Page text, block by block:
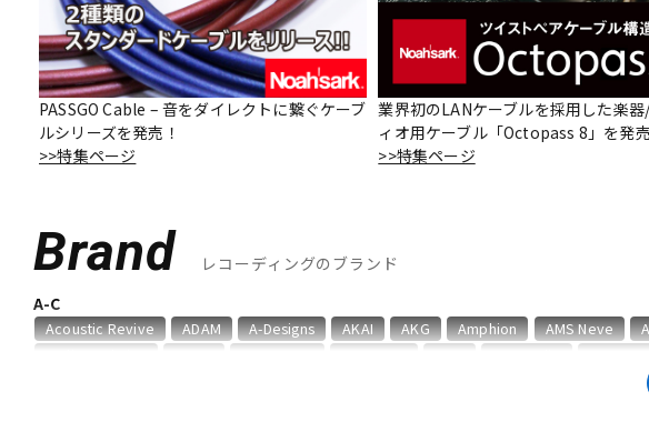
中古 ヴィンテージ
PASSGO Cable – 音をダイレクトに繋ぐケーブ
ルシリーズを発売！
>>特集ページ
業界初のLANケーブルを採用した楽
ィオ用ケーブル「Octopass 8」を発売
>>特集ページ
Brand レコーディングのブランド
A-C
Acoustic Revive ADAM A-Designs AKAI AKG Amphion AMS Neve